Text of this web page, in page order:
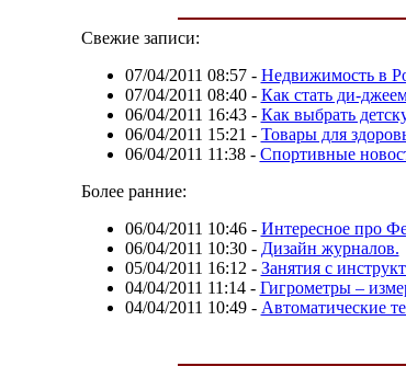
Свежие записи:
07/04/2011 08:57- Недвижимость в
07/04/2011 08:40- Как стать ди-
06/04/2011 16:43- Как выбрать
06/04/2011 15:21 - Товары для
06/04/2011 11:38- Спортивные
Более ранние:
06/04/2011 10:46- Интересное про
06/04/2011 10:30- Дизайн журналов.
05/04/2011 16:12 - Занятия с
04/04/2011 11:14- Гигрометры –
04/04/2011 10:49- Автоматические